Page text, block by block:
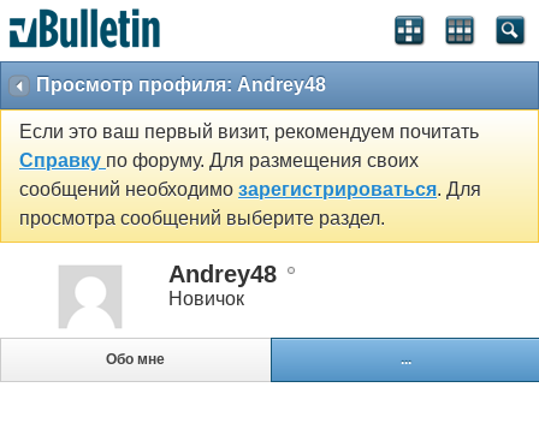
Просмотр профиля: Andrey48
Если это ваш первый визит, рекомендуем почитать
Справку по форуму. Для размещения своих
сообщений необходимо зарегистрироваться. Для
просмотра сообщений выберите раздел.
Andrey48
Новичок
Обо мне ...